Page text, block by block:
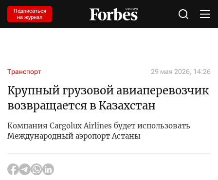
Подписаться
на журнал
Транспорт 29 мая 2026, 14:26
Крупный грузовой авиаперевозчик
возвращается в Казахстан
Компания Cargolux Airlines будет использовать
Международный аэропорт Астаны